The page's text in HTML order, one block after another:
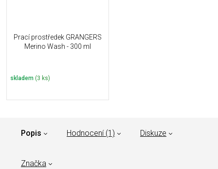
Prací prostředek GRANGERS
Merino Wash - 300 ml
skladem (3 ks)
Popis Hodnocení (1) Diskuze
Značka